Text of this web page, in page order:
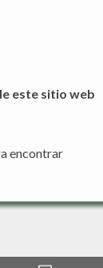
este sitio web
encontrar